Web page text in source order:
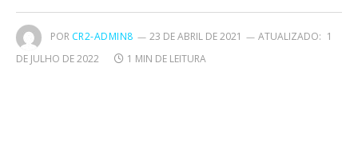
POR CR2-ADMIN8 23 DE ABRIL DE 2021 ATUALIZADO: 1
DE JULHO DE 2022
1 MIN DE LEITURA